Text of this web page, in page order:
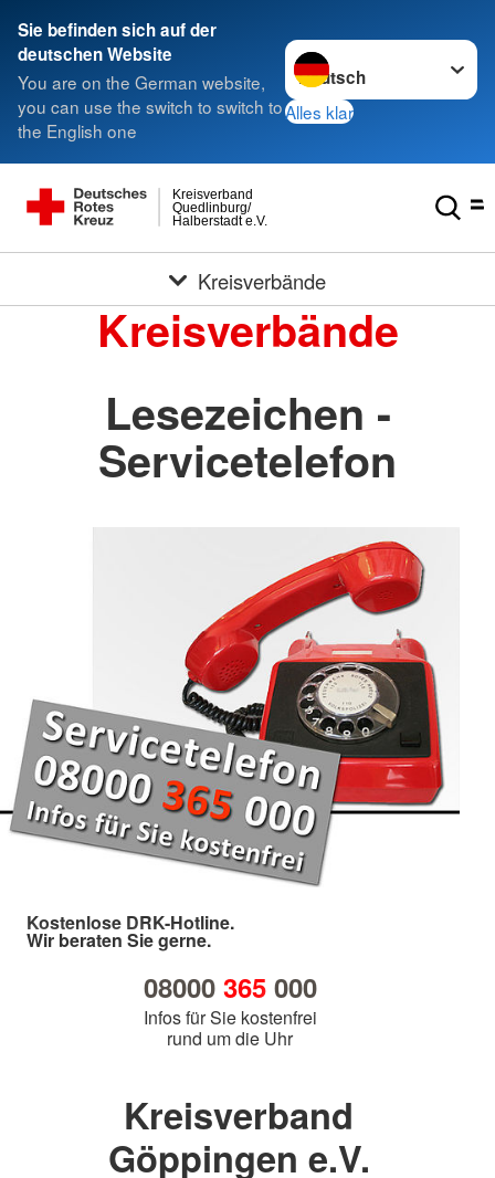
Sie befinden sich auf der
deutschen Website
You are on the German website,
you can use the switch to switch to
the English one
Sprache wechseln zu
Alles klar
Halberstadt e.V.
Quedlinburg/
Kreisverband
Kreisverbände
Kreisverbände
Lesezeichen -
Servicetelefon
Kostenlose DRK-Hotline.
Wir beraten Sie gerne.
08000 365000
Infos für Sie kostenfrei
rund um die Uhr
Kreisverband
Göppingen e.V.